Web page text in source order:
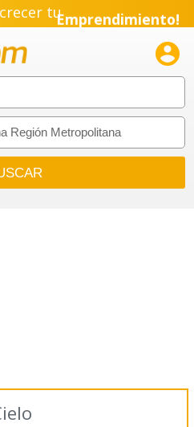
tuEmprendimiento!
